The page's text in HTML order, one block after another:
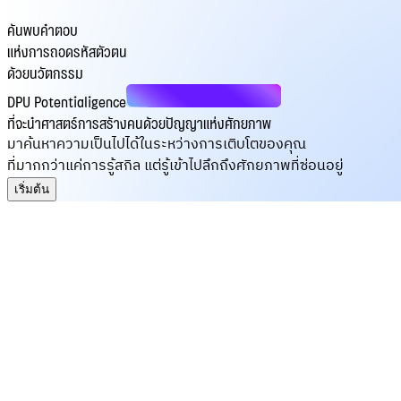
ค้นพบคำตอบ
แห่งการถอดรหัสตัวตน
ด้วยนวัตกรรม
DPU Potentialigence
ที่จะนำศาสตร์การสร้างคนด้วยปัญญาแห่งศักยภาพ
มาค้นหาความเป็นไปได้ในระหว่างการเติบโตของคุณ
ที่มากกว่าแค่การรู้สกิล แต่รู้เข้าไปลึกถึงศักยภาพที่ซ่อนอยู่
เริ่มต้น